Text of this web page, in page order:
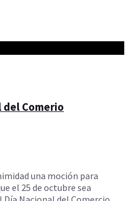
del Comerio
una moción para
el 25 de octubre sea